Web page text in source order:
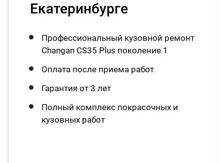
Екатеринбурге
Профессиональный кузовной ремонт
Changan CS35 Plus поколение 1
Оплата после приема работ
Гарантия от 3 лет
Полный комплекс покрасочных и
кузовных работ